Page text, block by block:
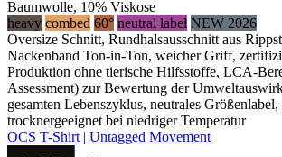
Baumwolle, 10% Viskose
heavy combed 60° neutral label NEW 2026
Oversize Schnitt, Rundhalsausschnitt aus
Nackenband Ton-in-Ton, weicher Griff,
Produktion ohne tierische Hilfsstoffe, LCA-
Assessment) zur Bewertung der
gesamten Lebenszyklus, neutrales Größenlabel,
trocknergeeignet bei niedriger Temperatur
OCS T-Shirt | Untagged Movement